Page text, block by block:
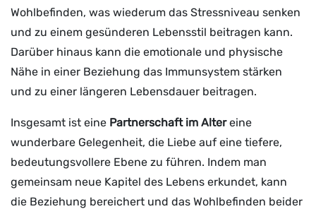
Wohlbefinden, was wiederum das Stressniveau senken
und zu einem gesünderen Lebensstil beitragen kann.
Darüber hinaus kann die emotionale und physische
Nähe in einer Beziehung das Immunsystem stärken
und zu einer längeren Lebensdauer beitragen.
Insgesamt ist eine Partnerschaft im Altereine
wunderbare Gelegenheit, die Liebe auf eine tiefere,
bedeutungsvollere Ebene zu führen. Indem man
gemeinsam neue Kapitel des Lebens erkundet, kann
die Beziehung bereichert und das Wohlbefinden beider